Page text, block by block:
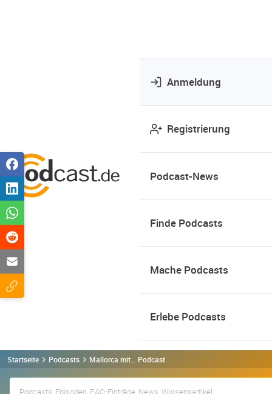
Anmeldung
Registrierung
Podcast-News
Finde Podcasts
Mache Podcasts
Erlebe Podcasts
Startseite Podcasts Mallorca mit... Podcast